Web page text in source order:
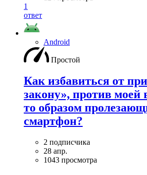
1
ответ
Android
Простой
Как избавиться от
закону», против моей
то образом
смартфон?
2 подписчика
28 апр.
1043 просмотра